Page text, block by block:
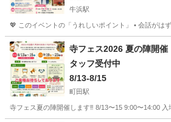
牛浜駅
💖 このイベントの「うれしいポイント」 • 会話がは
東京 福生市 地域/お祭り ア
寺フェス2026 夏の陣開催 ボランティアス
タッフ受付中
8/13-8/15
町田駅
寺フェス夏の陣開催します‼️ 8/13〜15 9:00〜14:00